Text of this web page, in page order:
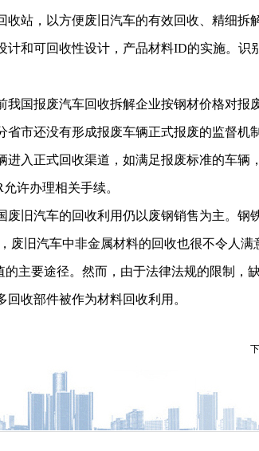
站，以方便废旧汽车的有效回收、精细拆
和可回收性设计，产品材料ID的实施。识
国报废汽车回收拆解企业按钢材价格对报
市还没有形成报废车辆正式报废的监督机
入正式回收渠道，如满足报废标准的车辆
许办理相关手续。
旧汽车的回收利用仍以废钢销售为主。钢
废旧汽车中非金属材料的回收也很不令人满
主要途径。然而，由于法律法规的限制，
收部件被作为材料回收利用。